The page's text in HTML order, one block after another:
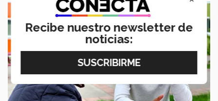
Recibe nuestro newsletter de
noticias: